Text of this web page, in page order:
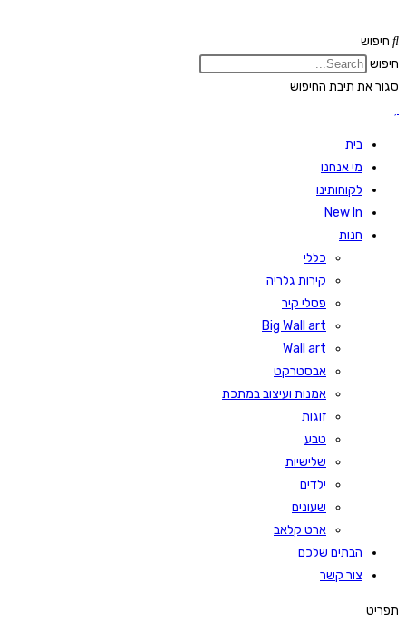
to
content
חיפוש
חיפוש
סגור את תיבת החיפוש
בית
מי אנחנו
לקוחותינו
New In
חנות
כללי
קירות גלריה
פסלי קיר
Big Wall art
Wall art
אבסטרקט
אמנות ועיצוב במתכת
זוגות
טבע
שלישיות
ילדים
שעונים
ארט קלאב
הבתים שלכם
צור קשר
תפריט